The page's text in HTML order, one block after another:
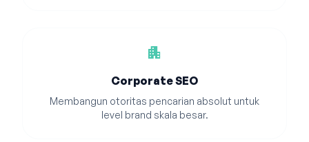
apartment
Corporate SEO
Membangun otoritas pencarian absolut untuk
level brand skala besar.